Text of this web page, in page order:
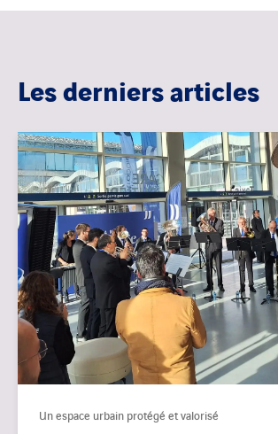
Les derniers articles
Un espace urbain protégé et valorisé